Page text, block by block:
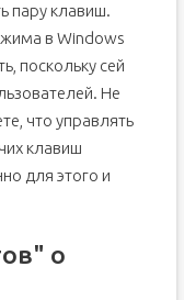
пару клавиш.
в Windows
поскольку сей
Не
что управлять
клавиш
для этого и
о